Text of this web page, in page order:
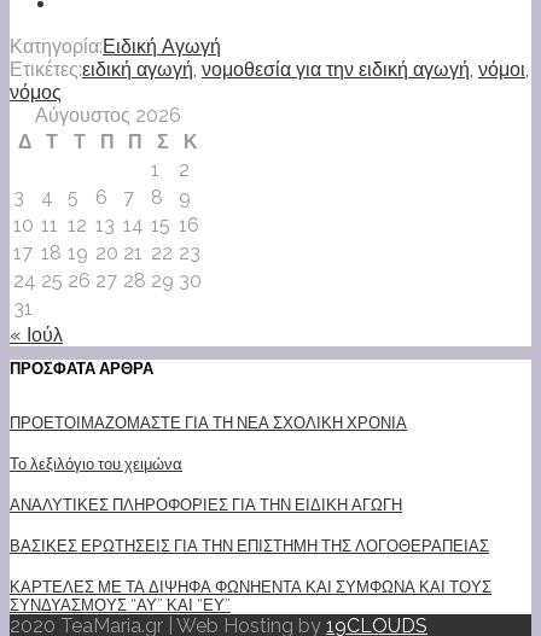
Κατηγορία:Ειδική Αγωγή
Ετικέτες:ειδική αγωγή, νομοθεσία για την ειδική αγωγή, νόμοι,
νόμος
Αύγουστος 2026
Δ
Τ Τ Π Π Σ
Κ
1
2
3
4 5 6 7 8
9
10 11 12 13 14 15 16
17 18 19 20 21 22 23
24 25 26 27 28 29 30
31
« Ιούλ
ΠΡΟΣΦΑΤΑ ΑΡΘΡΑ
ΠΡΟΕΤΟΙΜΑΖΟΜΑΣΤΕ ΓΙΑ ΤΗ ΝΕΑ ΣΧΟΛΙΚΗ ΧΡΟΝΙΑ
Το λεξιλόγιο του χειμώνα
ΑΝΑΛΥΤΙΚΕΣ ΠΛΗΡΟΦΟΡΙΕΣ ΓΙΑ ΤΗΝ ΕΙΔΙΚΗ ΑΓΩΓΗ
ΒΑΣΙΚΕΣ ΕΡΩΤΗΣΕΙΣ ΓΙΑ ΤΗΝ ΕΠΙΣΤΗΜΗ ΤΗΣ ΛΟΓΟΘΕΡΑΠΕΙΑΣ
ΚΑΡΤΕΛΕΣ ΜΕ ΤΑ ΔΙΨΗΦΑ ΦΩΝΗΕΝΤΑ ΚΑΙ ΣΥΜΦΩΝΑ ΚΑΙ ΤΟΥΣ
ΣΥΝΔΥΑΣΜΟΥΣ “ΑΥ” ΚΑΙ “ΕΥ”
2020 TeaMaria.gr | Web Hosting by 19CLOUDS